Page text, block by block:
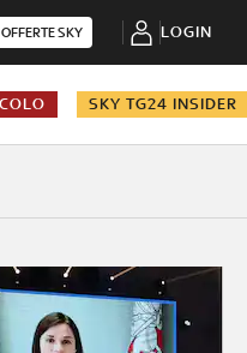
OFFERTE SKY LOGIN
SKY TG24 INSIDER